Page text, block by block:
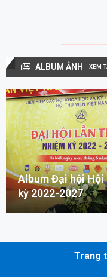
ALBUM ẢNH XEM
Album Đại hội
kỳ 2022-2027
Trang